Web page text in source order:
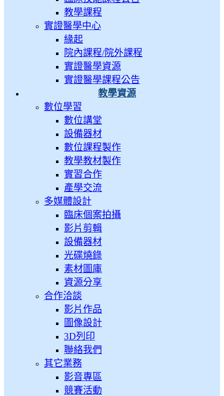
教學課程
實證醫學中心
緣起
院內課程/院外課程
實證醫學資源
實證醫學課程公告
教學資源
數位學習
數位講堂
設備器材
數位課程製作
教學教材製作
實習合作
產學交流
多媒體設計
臨床個案拍攝
影片剪輯
設備器材
光碟燒錄
素材圖庫
資源分享
合作洽談
影片作品
圖像設計
3D列印
聯絡我們
其它業務
影音專區
競賽活動